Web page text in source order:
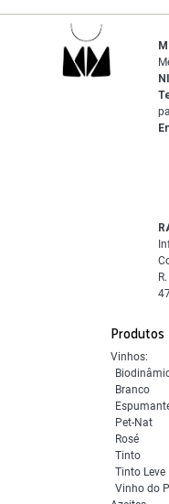
Produtos
Vinhos:
Branco
Pet-Nat
Rosé
Tinto
Tinto Leve
Vinho do